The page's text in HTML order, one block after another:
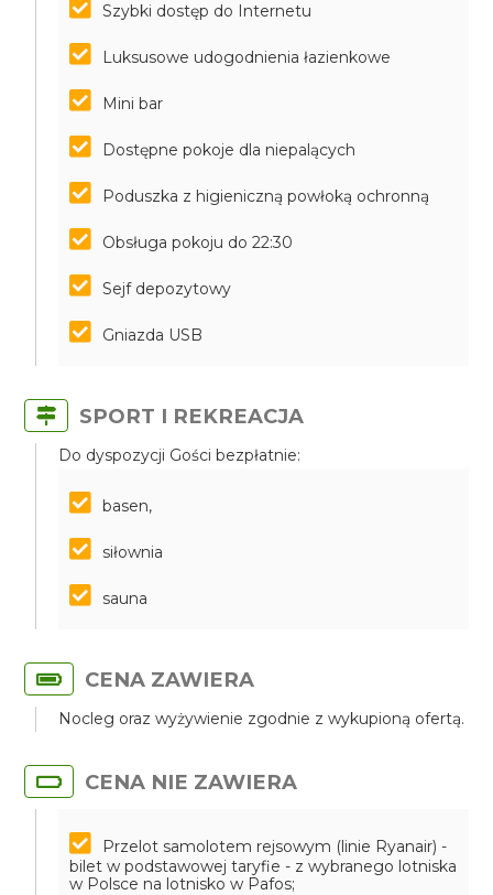
Szybki dostęp do Internetu
Luksusowe udogodnienia łazienkowe
Mini bar
Dostępne pokoje dla niepalących
Poduszka z higieniczną powłoką ochronną
Obsługa pokoju do 22:30
Sejf depozytowy
Gniazda USB
SPORT I REKREACJA
Do dyspozycji Gości bezpłatnie:
basen,
siłownia
sauna
CENA ZAWIERA
Nocleg oraz wyżywienie zgodnie z wykupioną ofertą.
CENA NIE ZAWIERA
Przelot samolotem rejsowym (linie Ryanair) -
bilet w podstawowej taryfie - z wybranego lotniska
w Polsce na lotnisko w Pafos;